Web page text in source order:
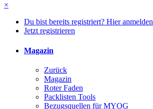
×
Du bist bereits registriert? Hier anmelden
Jetzt registrieren
Magazin
Zurück
Magazin
Roter Faden
Packlisten Tools
Bezugsquellen für MYOG